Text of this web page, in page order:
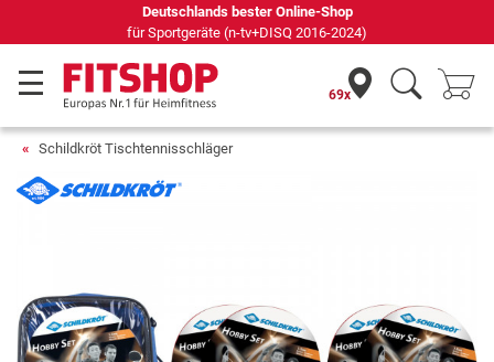
Deutschlands bester Online-Shop
für Sportgeräte (n-tv+DISQ 2016-2024)
69x
Schildkröt Tischtennisschläger